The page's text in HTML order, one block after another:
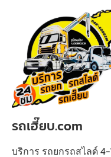
รถเฮี๊ยบ.com
บริการ รถยกรถสไลด์ 4-